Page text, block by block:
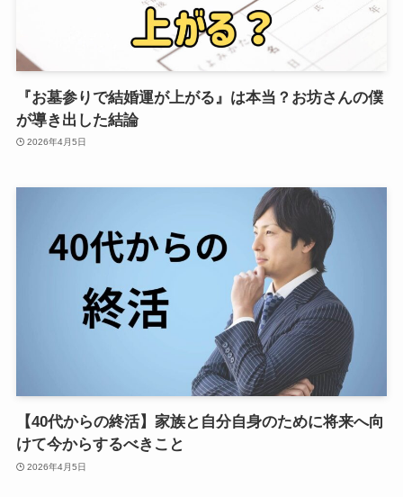
『お墓参りで結婚運が上がる』は本当？お坊さんの僕
が導き出した結論
2026年4月5日
【40代からの終活】家族と自分自身のために将来へ向
けて今からするべきこと
2026年4月5日